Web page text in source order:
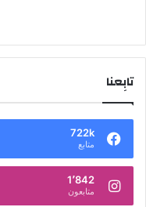
تابِعنا
722k
متابع
1٬842
متابعون